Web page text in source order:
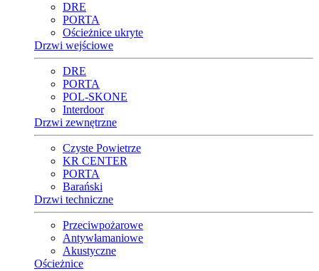
DRE
PORTA
Ościeżnice ukryte
Drzwi wejściowe
DRE
PORTA
POL-SKONE
Interdoor
Drzwi zewnętrzne
Czyste Powietrze
KR CENTER
PORTA
Barański
Drzwi techniczne
Przeciwpożarowe
Antywłamaniowe
Akustyczne
Ościeżnice